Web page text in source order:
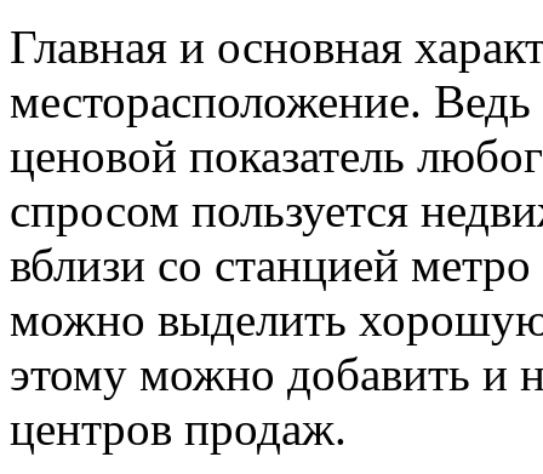
Главная и основная
месторасположение.
ценовой показатель
спросом пользуется
вблизи со станцией
можно выделить
этому можно добавить и
центров продаж.